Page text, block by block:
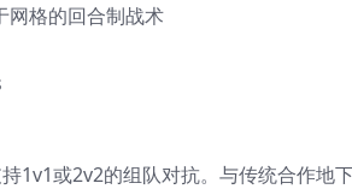
网格的回合制战术
1v1或2v2的组队对抗。与传统合作地